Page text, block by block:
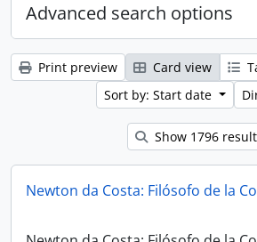
Advanced search options
Print preview Card view
Sort by: Start date
Show 1796
Newton da Costa: Filósofo de la